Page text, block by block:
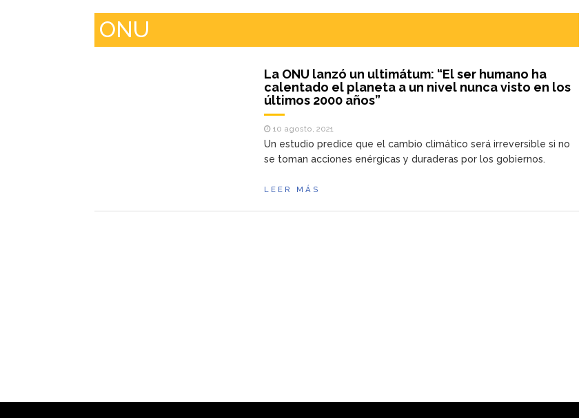
ONU
La ONU lanzó un ultimátum: “El ser humano ha
calentado el planeta a un nivel nunca visto en los
últimos 2000 años”
10 agosto, 2021
Un estudio predice que el cambio climático será irreversible si no
se toman acciones enérgicas y duraderas por los gobiernos.
LEER MÁS